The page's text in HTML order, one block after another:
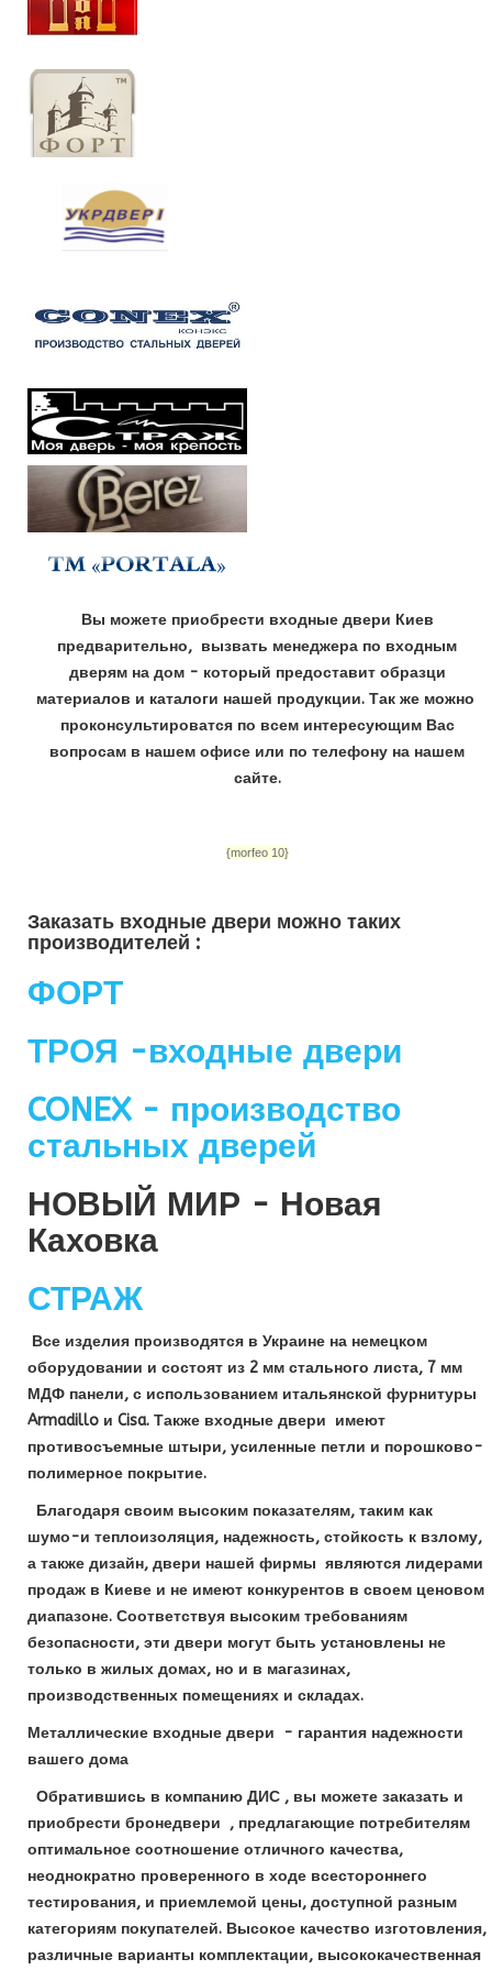
Вы можете приобрести входные двери Киев
предварительно, вызвать менеджера по входным
дверям на дом - который предоставит образци
материалов и каталоги нашей продукции. Так же можно
проконсультироватся по всем интересующим Вас
вопросам в нашем офисе или по телефону на нашем
сайте.
{morfeo 10}
Заказать входные двери можно таких
производителей :
ФОРТ
ТРОЯ -входные двери
CONEX - производство
стальных дверей
НОВЫЙ МИР - Новая
Каховка
СТРАЖ
Все изделия производятся в Украине на немецком
оборудовании и состоят из 2 мм стального листа, 7 мм
МДФ панели, с использованием итальянской фурнитуры
Armadillo и Cisa. Также входные двери имеют
противосъемные штыри, усиленные петли и порошково-
полимерное покрытие.
Благодаря своим высоким показателям, таким как
шумо-и теплоизоляция, надежность, стойкость к взлому,
а также дизайн, двери нашей фирмы являются лидерами
продаж в Киеве и не имеют конкурентов в своем ценовом
диапазоне. Соответствуя высоким требованиям
безопасности, эти двери могут быть установлены не
только в жилых домах, но и в магазинах,
производственных помещениях и складах.
Металлические входные двери - гарантия надежности
вашего дома
Обратившись в компанию ДИС , вы можете заказать и
приобрести бронедвери , предлагающие потребителям
оптимальное соотношение отличного качества,
неоднократно проверенного в ходе всестороннего
тестирования, и приемлемой цены, доступной разным
категориям покупателей. Высокое качество изготовления,
различные варианты комплектации, высококачественная